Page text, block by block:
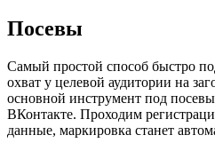
Посевы
Самый простой способ быстро
охват у целевой аудитории на
основной инструмент под
ВКонтакте. Проходим
данные, маркировка станет